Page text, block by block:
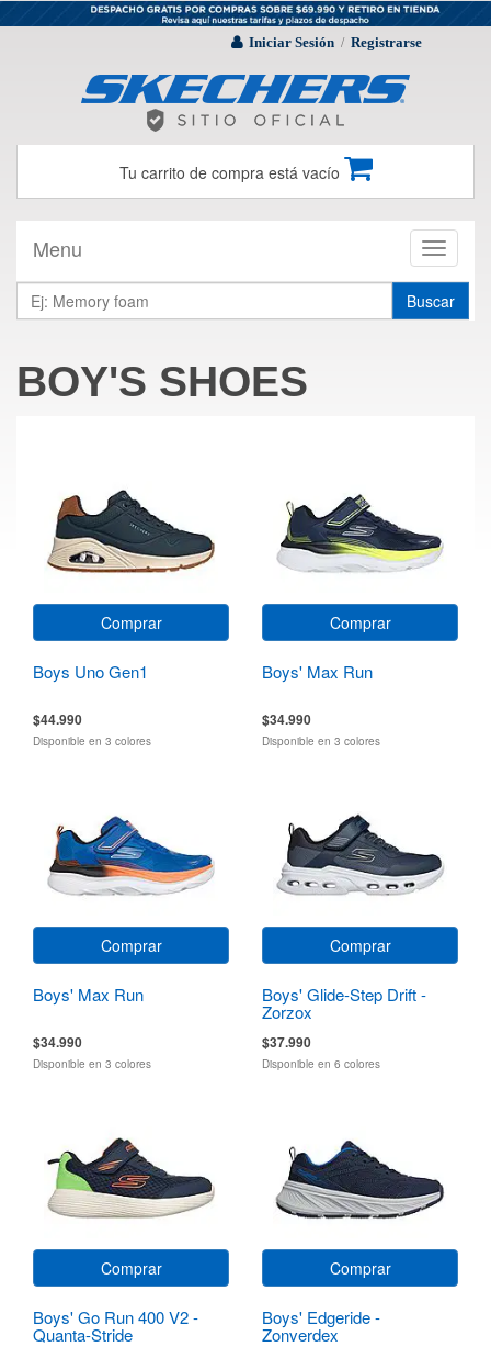
Iniciar Sesión / Registrarse
Tu carrito de compra está vacío
Toggle
Menu
Buscar
BOY'S SHOES
Comprar
Boys Uno Gen1
$44.990
Disponible en 3 colores
Comprar
Boys' Max Run
$34.990
Disponible en 3 colores
Comprar
Boys' Max Run
$34.990
Disponible en 3 colores
Comprar
Boys' Glide-Step Drift -
Zorzox
$37.990
Disponible en 6 colores
Comprar
Boys' Go Run 400 V2 -
Quanta-Stride
Comprar
Boys' Edgeride -
Zonverdex